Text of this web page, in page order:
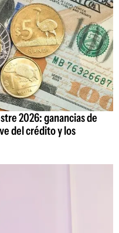
2026: ganancias de
del crédito y los